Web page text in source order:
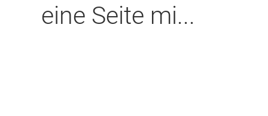
eine Seite mi...